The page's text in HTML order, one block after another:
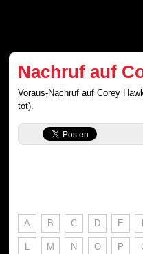
Nachruf auf
Voraus-Nachruf auf Corey
tot).
A B C D E
L M N O P